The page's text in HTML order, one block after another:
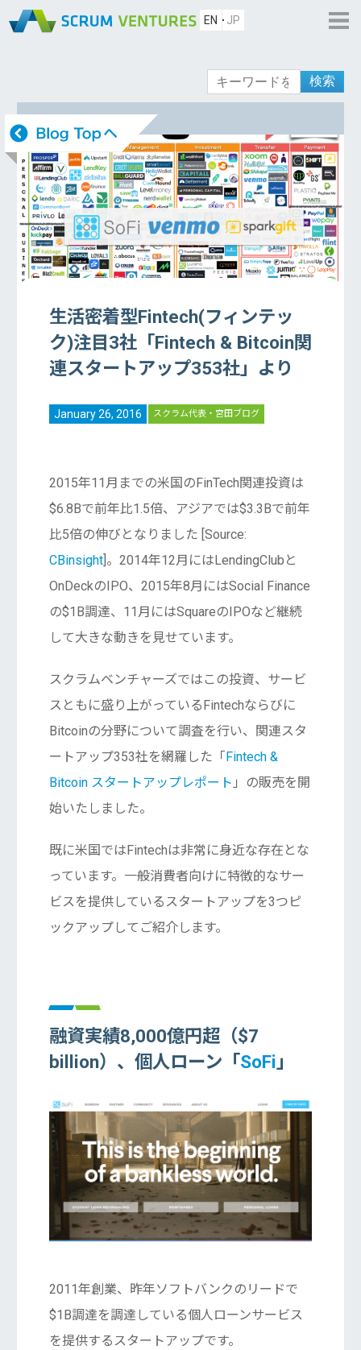
EN JP
検索
生活密着型Fintech(フィンテッ
ク)注目3社「Fintech & Bitcoin関
連スタートアップ353社」より
January 26, 2016 スクラム代表・宮田ブログ
2015年11月までの米国のFinTech関連投資は
$6.8Bで前年比1.5倍、アジアでは$3.3Bで前年
比5倍の伸びとなりました [Source:
CBinsight]。2014年12月にはLendingClubと
OnDeckのIPO、2015年8月にはSocial Finance
の$1B調達、11月にはSquareのIPOなど継続
して大きな動きを見せています。
スクラムベンチャーズではこの投資、サービ
スともに盛り上がっているFintechならびに
Bitcoinの分野について調査を行い、関連スタ
ートアップ353社を網羅した「Fintech &
Bitcoin スタートアップレポート 」の販売を開
始いたしました。
既に米国ではFintechは非常に身近な存在とな
っています。一般消費者向けに特徴的なサー
ビスを提供しているスタートアップを3つピ
ックアップしてご紹介します。
融資実績8,000億円超（$7
billion）、個人ローン「SoFi 」
2011年創業、昨年ソフトバンクのリードで
$1B調達を調達している個人ローンサービス
を提供するスタートアップです。